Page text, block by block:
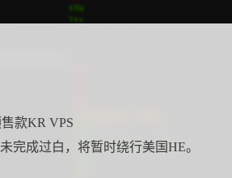
款KR VPS
完成过白，将暂时绕行美国HE。